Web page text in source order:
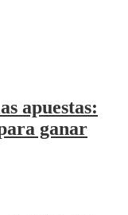
apuestas:
ganar